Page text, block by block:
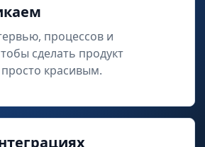
процессов и
сделать продукт
красивым.